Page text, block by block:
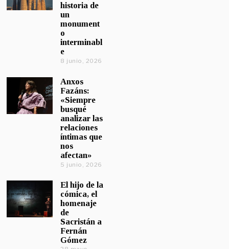
historia de
un
monument
o
interminabl
e
8 junio, 2026
Anxos
Fazáns:
«Siempre
busqué
analizar las
relaciones
íntimas que
nos
afectan»
5 junio, 2026
El hijo de la
cómica, el
homenaje
de
Sacristán a
Fernán
Gómez